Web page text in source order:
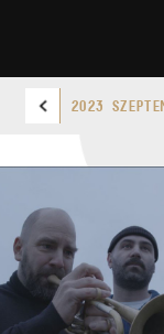
RÓLUNK
2023